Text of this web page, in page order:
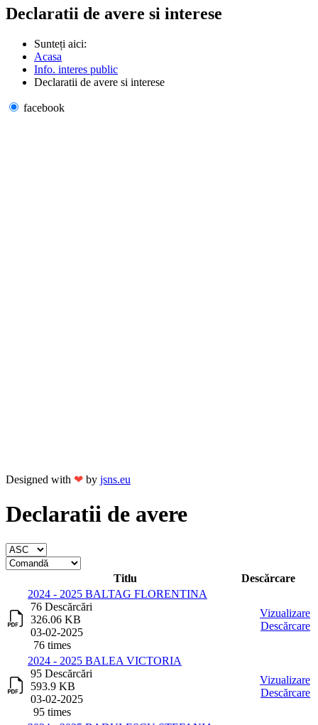
Declaratii de avere si interese
Sunteți aici:
Acasa
Info. interes public
Declaratii de avere si interese
facebook
Designed with ❤ by jsns.eu
Declaratii de avere
Titlu
Descărcare
2024 - 2025 BALTAG FLORENTINA
76 Descărcări
326.06 KB
03-02-2025
76 times
Vizualizare
Descărcare
2024 - 2025 BALEA VICTORIA
95 Descărcări
593.9 KB
03-02-2025
95 times
Vizualizare
Descărcare